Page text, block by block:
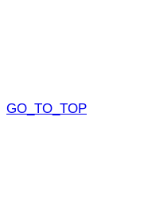
GO_TO_TOP